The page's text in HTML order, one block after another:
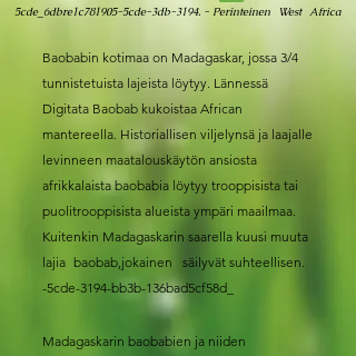
5cde_6dbre1c781905-5cde-3db-3194. - Perinteinen
West Africa
Baobabin kotimaa on Madagaskar, jossa 3/4
tunnistetuista lajeista löytyy. Lännessä
Digitata Baobab kukoistaa African
mantereella. Historiallisen viljelynsä ja laajalle
levinneen maatalouskäytön ansiosta
afrikkalaista baobabia löytyy trooppisista tai
puolitrooppisista alueista ympäri maailmaa.
Kuitenkin Madagaskarin saarella kuusi muuta
lajia baobab,jokainen säilyvät suhteellisen.
-5cde-3194-bb3b-136bad5cf58d_
Madagaskarin baobabien ja niiden